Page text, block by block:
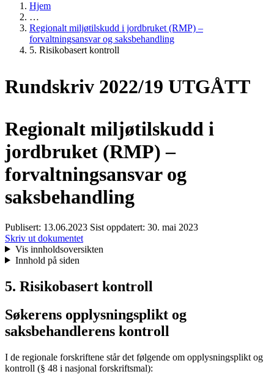
Hjem
…
Regionalt miljøtilskudd i jordbruket (RMP) –
forvaltningsansvar og saksbehandling
5. Risikobasert kontroll
Rundskriv 2022/19 UTGÅTT
Regionalt miljøtilskudd i
jordbruket (RMP) –
forvaltningsansvar og
saksbehandling
Publisert: 13.06.2023 Sist oppdatert: 30. mai 2023
Skriv ut dokumentet
Vis innholdsoversikten
Innhold på siden
5. Risikobasert kontroll
Søkerens opplysningsplikt og
saksbehandlerens kontroll
I de regionale forskriftene står det følgende om opplysningsplikt og
kontroll (§ 48 i nasjonal forskriftsmal):